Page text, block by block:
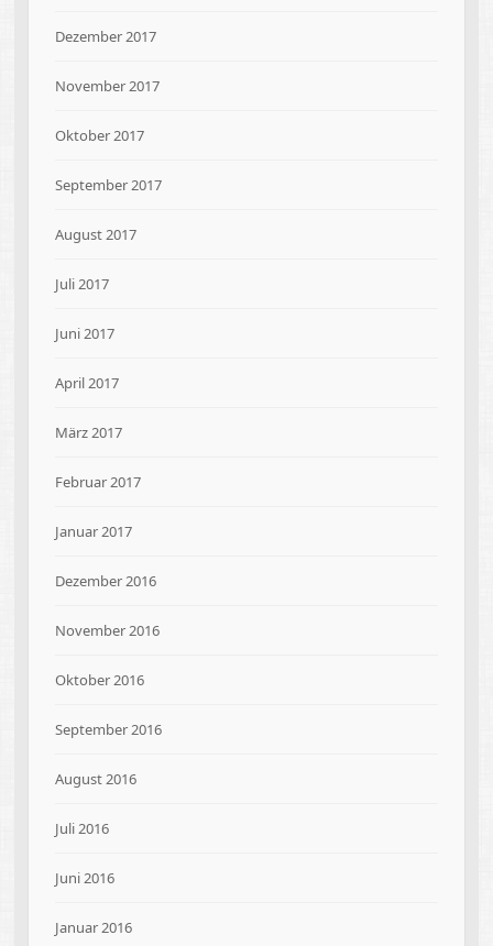
Dezember 2017
November 2017
Oktober 2017
September 2017
August 2017
Juli 2017
Juni 2017
April 2017
März 2017
Februar 2017
Januar 2017
Dezember 2016
November 2016
Oktober 2016
September 2016
August 2016
Juli 2016
Juni 2016
Januar 2016